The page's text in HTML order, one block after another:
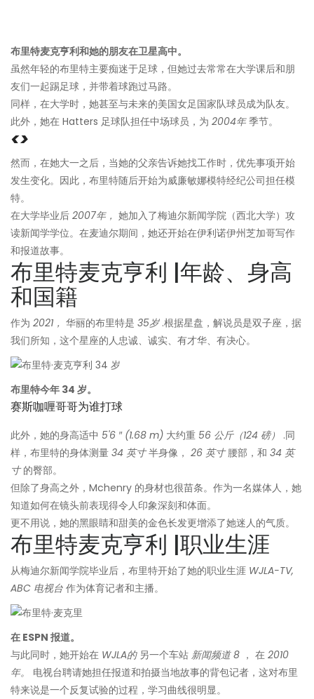
布里特麦克亨利和她的朋友在卫星高中。
虽然年轻的布里特主要痴迷于足球，但她过去常常在大学课后和朋
友们一起踢足球，并带着球跑过马路。
同样，在大学时，她甚至与未来的美国女足国家队球员成为队友。
此外，她在 Hatters 足球队担任中场球员，为 2004年季节。
<>
然而，在她大一之后，当她的父亲告诉她找工作时，优先事项开始
发生变化。因此，布里特随后开始为威廉敏娜模特经纪公司担任模
特。
在大学毕业后 2007年， 她加入了梅迪尔新闻学院 （西北大学）攻
读新闻学学位。在麦迪尔期间，她还开始在伊利诺伊州芝加哥写作
和报道故事。
布里特麦克亨利 |年龄、身高
和国籍
作为 2021， 华丽的布里特是 35岁 .根据星盘，解说员是双子座，据
我们所知，这个星座的人忠诚、诚实、有才华、有决心。
布里特今年 34 岁。
赛斯咖喱哥哥为谁打球
此外，她的身高适中 5'6 ″ (1.68 m) 大约重 56 公斤（124 磅）
.同
样，布里特的身体测量 34 英寸 半身像， 26 英寸 腰部，和 34 英
寸 的臀部。
但除了身高之外，Mchenry 的身材也很苗条。作为一名媒体人，她
知道如何在镜头前表现得令人印象深刻和体面。
更不用说，她的黑眼睛和甜美的金色长发更增添了她迷人的气质。
布里特麦克亨利 |职业生涯
从梅迪尔新闻学院毕业后，布里特开始了她的职业生涯 WJLA-TV,
ABC 电视台 作为体育记者和主播。
在 ESPN 报道。
与此同时，她开始在 WJLA的另一个车站 新闻频道 8 ， 在 2010
年。
电视台聘请她担任报道和拍摄当地故事的背包记者，这对布里
特来说是一个反复试验的过程，学习曲线很明显。